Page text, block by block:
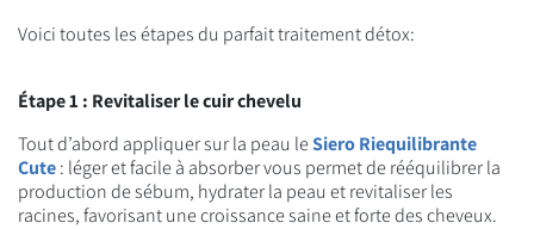
Voici toutes les étapes du parfait traitement détox:
Étape 1 : Revitaliser le cuir chevelu
Tout d’abord appliquer sur la peau leSiero Riequilibrante
Cute: léger et facile à absorber vous permet de rééquilibrer la
production de sébum, hydrater la peau et revitaliser les
racines, favorisant une croissance saine et forte des cheveux.